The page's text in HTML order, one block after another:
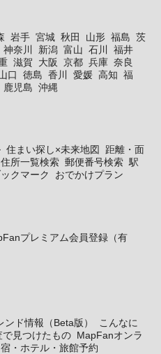
岩手 宮城 秋田 山形 福島 茨
神奈川 新潟 富山 石川
福井
滋賀 大阪 京都 兵庫 奈良
口 徳島 香川 愛媛 高知 福
鹿児島 沖縄
住まい探し×未来地図
距離・面
住所一覧検索 郵便番号検索 駅
クマーク おでかけプラン
プレミアム会員登録（有
ド情報（Beta版）
こんなに
見つけたもの MapFanオンラ
宿・ホテル・旅館予約